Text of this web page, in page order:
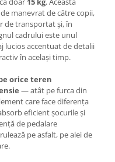
manevrat de către copii,
de transportat și, în
cadrului este unul
lucios accentuat de detalii
în același timp.
orice teren
— atât pe furca din
care face diferența
eficient șocurile și
de pedalare
pe asfalt, pe alei de